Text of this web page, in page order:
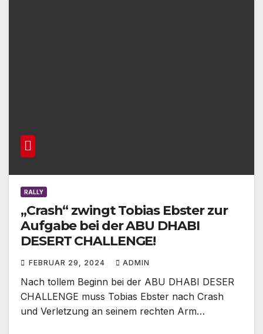
RALLY
„Crash“ zwingt Tobias Ebster zur
Aufgabe bei der ABU DHABI
DESERT CHALLENGE!
FEBRUAR 29, 2024 ADMIN
Nach tollem Beginn bei der ABU DHABI DESER
CHALLENGE muss Tobias Ebster nach Crash
und Verletzung an seinem rechten Arm…